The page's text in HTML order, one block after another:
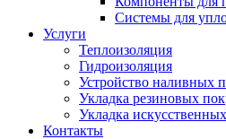
Системы для
Услуги
Теплоизоляция
Гидроизоляция
Устройство наливных
Укладка резиновых
Укладка
Контакты